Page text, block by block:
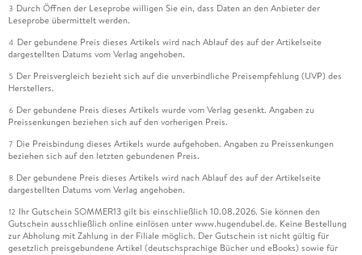
3 Durch Öffnen der Leseprobe willigen Sie ein, dass Daten an den Anbieter der
Leseprobe übermittelt werden.
4 Der gebundene Preis dieses Artikels wird nach Ablauf des auf der Artikelseite
dargestellten Datums vom Verlag angehoben.
5 Der Preisvergleich bezieht sich auf die unverbindliche Preisempfehlung (UVP) des
Herstellers.
6 Der gebundene Preis dieses Artikels wurde vom Verlag gesenkt. Angaben zu
Preissenkungen beziehen sich auf den vorherigen Preis.
7 Die Preisbindung dieses Artikels wurde aufgehoben. Angaben zu Preissenkungen
beziehen sich auf den letzten gebundenen Preis.
8 Der gebundene Preis dieses Artikels wird nach Ablauf des auf der Artikelseite
dargestellten Datums vom Verlag angehoben.
12 Ihr Gutschein SOMMER13 gilt bis einschließlich 10.08.2026. Sie können den
Gutschein ausschließlich online einlösen unter www.hugendubel.de. Keine Bestellung
zur Abholung mit Zahlung in der Filiale möglich. Der Gutschein ist nicht gültig für
gesetzlich preisgebundene Artikel (deutschsprachige Bücher und eBooks) sowie für